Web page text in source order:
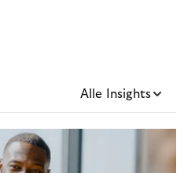
Alle Insights